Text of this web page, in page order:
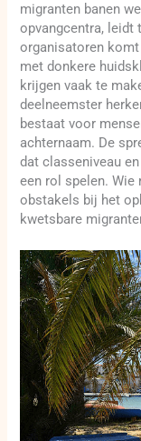
migranten banen
opvangcentra, leidt
organisatoren
met donkere
krijgen vaak te
deelneemster
bestaat voor
achternaam. De
dat classeniveau
een rol spelen.
obstakels bij het
kwetsbare